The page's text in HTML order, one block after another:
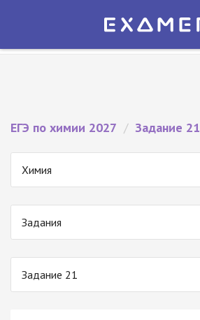
Экзамер — ЕГЭ 2027
ЕГЭ по химии 2027 / Задание 21
Химия
Задания
Задание 21